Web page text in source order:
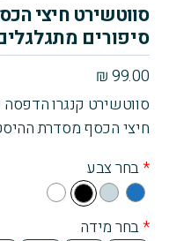
סווטשירט חיצי
סיפורים
₪99.00
סווטשירט קנגרו
חיצי הכסף מסדרת
*בחר צבע
Blu
e
Gra
Bla
Whi
*בחר מידה